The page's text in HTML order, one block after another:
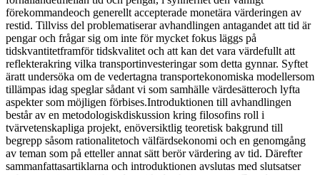
förekommandeoch generellt accepterade monetära värderingen av
restid. Tillviss del problematiserar avhandlingen antagandet att tid är
pengar och frågar sig om inte för mycket fokus läggs på
tidskvantitetframför tidskvalitet och att kan det vara värdefullt att
reflekterakring vilka transportinvesteringar som detta gynnar. Syftet
äratt undersöka om de vedertagna transportekonomiska modellersom
tillämpas idag speglar sådant vi som samhälle värdesätteroch lyfta
aspekter som möjligen förbises.Introduktionen till avhandlingen
består av en metodologiskdiskussion kring filosofins roll i
tvärvetenskapliga projekt, enöversiktlig teoretisk bakgrund till
begrepp såsom rationalitetoch välfärdsekonomi och en genomgång
av teman som på etteller annat sätt berör värdering av tid. Därefter
sammanfattasartiklarna och introduktionen avslutas med slutsatser